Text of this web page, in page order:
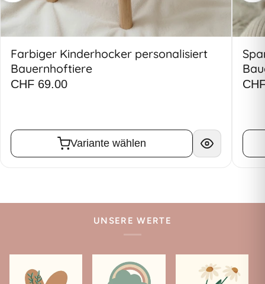
Farbiger Kinderhocker personalisiert
Bauernhoftiere
CHF 69.00
Variante wählen
UNSERE WERTE